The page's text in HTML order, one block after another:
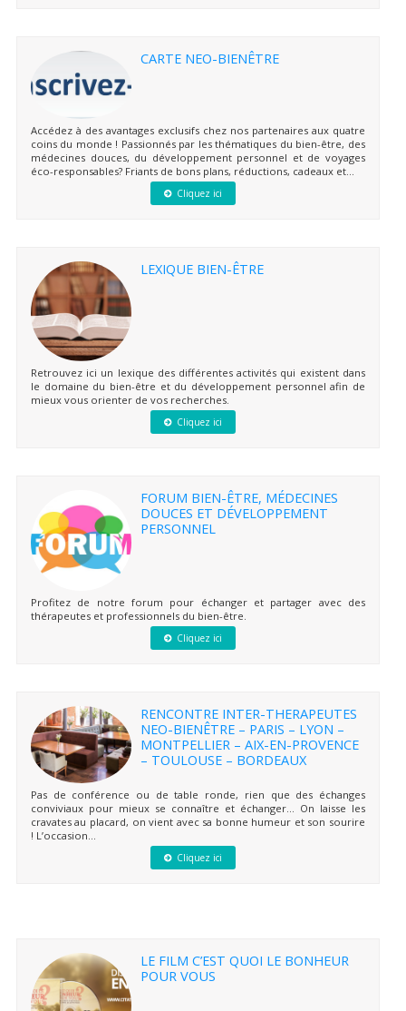
CARTE NEO-BIENÊTRE
Accédez à des avantages exclusifs chez nos partenaires aux quatre
coins du monde ! Passionnés par les thématiques du bien-être, des
médecines douces, du développement personnel et de voyages
éco-responsables? Friants de bons plans, réductions, cadeaux et...
Cliquez ici
LEXIQUE BIEN-ÊTRE
Retrouvez ici un lexique des différentes activités qui existent dans
le domaine du bien-être et du développement personnel afin de
mieux vous orienter de vos recherches.
Cliquez ici
FORUM BIEN-ÊTRE, MÉDECINES
DOUCES ET DÉVELOPPEMENT
PERSONNEL
Profitez de notre forum pour échanger et partager avec des
thérapeutes et professionnels du bien-être.
Cliquez ici
RENCONTRE INTER-THERAPEUTES
NEO-BIENÊTRE – PARIS – LYON –
MONTPELLIER – AIX-EN-PROVENCE
– TOULOUSE – BORDEAUX
Pas de conférence ou de table ronde, rien que des échanges
conviviaux pour mieux se connaître et échanger… On laisse les
cravates au placard, on vient avec sa bonne humeur et son sourire
! L’occasion...
Cliquez ici
LE FILM C’EST QUOI LE BONHEUR
POUR VOUS